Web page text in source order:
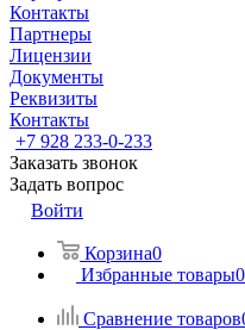
Контакты
Партнеры
Лицензии
Документы
Реквизиты
Контакты
+7 928 233-0-233
Заказать звонок
Задать вопрос
Войти
Корзина0
Избранные товары0
Сравнение товаров